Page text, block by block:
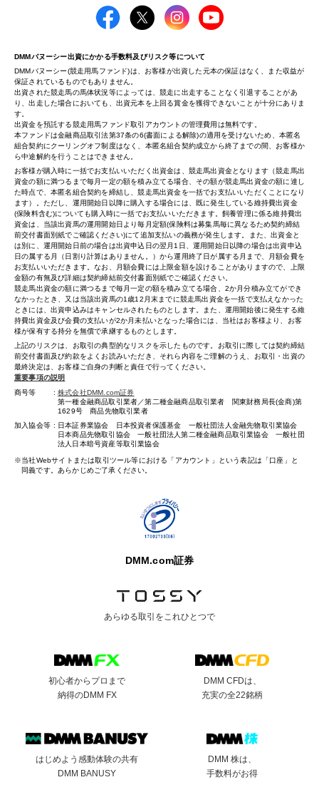
DMMバヌーシー出資にかかる手数料及びリスク等について
DMMバヌーシー(競走用馬ファンド)は、お客様が出資した元本の保証はなく、また収益が
保証されているものでもありません。
出資された競走馬の馬体状況等によっては、競走に出走することなく引退することがあ
り、出走した場合においても、出資元本を上回る賞金を獲得できないことが十分にありま
す。
出資金を預託する競走用馬ファンド取引アカウントの管理費用は無料です。
本ファンドは金融商品取引法第37条の6(書面による解除)の適用を受けないため、本匿名
組合契約にクーリングオフ制度はなく、本匿名組合契約成立から終了までの間、お客様か
ら中途解約を行うことはできません。
お客様が購入時に一括でお支払いいただく出資金は、競走馬出資金となります（競走馬出
資金の額に満つるまで毎月一定の額を積み立てる場合、その額が競走馬出資金の額に達し
た時点で、本匿名組合契約を締結し、競走馬出資金を一括でお支払いいただくことになり
ます）。ただし、運用開始日以降に購入する場合には、既に発生している維持費出資金
(保険料含む)についても購入時に一括でお支払いいただきます。飼養管理に係る維持費出
資金は、当該出資馬の運用開始日より毎月定額(保険料は募集馬毎に異なるため契約締結
前交付書面別紙でご確認ください)にて追加支払いの義務が発生します。また、出資金と
は別に、運用開始日前の場合は出資申込日の翌月1日、運用開始日以降の場合は出資申込
日の属する月（日割り計算はありません。）から運用終了日が属する月まで、月額会費を
お支払いいただきます。なお、月額会費には上限金額を設けることがありますので、上限
金額の有無及び詳細は契約締結前交付書面別紙でご確認ください。
競走馬出資金の額に満つるまで毎月一定の額を積み立てる場合、2か月分積み立てができ
なかったとき、又は当該出資馬の1歳12月末までに競走馬出資金を一括で支払えなかった
ときには、出資申込みはキャンセルされたものとします。また、運用開始後に発生する維
持費出資金及び会費の支払いが2か月未払いとなった場合には、当社はお客様より、お客
様が保有する持分を無償で承継するものとします。
上記のリスクは、お取引の典型的なリスクを示したものです。お取引に際しては契約締結
前交付書面及び約款をよくお読みいただき、それら内容をご理解のうえ、お取引・出資の
最終決定は、お客様ご自身の判断と責任で行ってください。
重要事項の説明
商号等
株式会社DMM.com証券
第一種金融商品取引業者／第二種金融商品取引業者 関東財務局長(金商)第
1629号 商品先物取引業者
加入協会等
日本証券業協会 日本投資者保護基金 一般社団法人金融先物取引業協会
日本商品先物取引協会 一般社団法人第二種金融商品取引業協会 一般社団
法人日本暗号資産等取引業協会
当社Webサイトまたは取引ツール等における「アカウント」という表記は「口座」と
同義です。あらかじめご了承ください。
DMM.com証券
あらゆる取引を これひとつで
初心者からプロまで
納得のDMM FX
DMM CFDは、
充実の全22銘柄
はじめよう感動体験の共有
DMM BANUSY
DMM 株は、
手数料がお得